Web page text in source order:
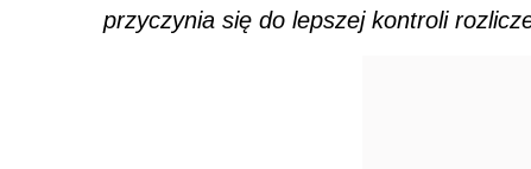
przyczynia się do lepszej kontroli